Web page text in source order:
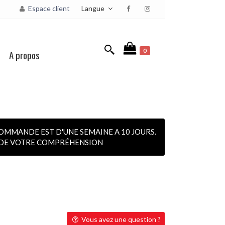
Espace client Langue
A propos
0
EST D'UNE SEMAINE A 10 JOURS.
VOTRE COMPRÉHENSION
Vous avez une question ?